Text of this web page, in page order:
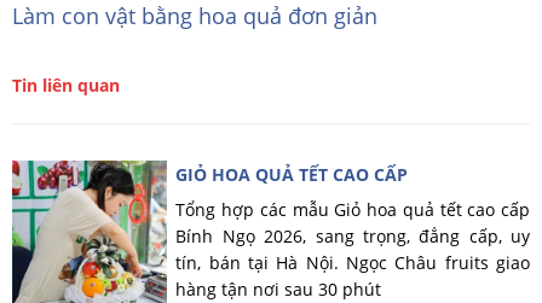
Làm con vật bằng hoa quả đơn giản
Tin liên quan
GIỎ HOA QUẢ TẾT CAO CẤP
Tổng hợp các mẫu Giỏ hoa quả tết cao cấp
Bính Ngọ 2026, sang trọng, đẳng cấp, uy
tín, bán tại Hà Nội. Ngọc Châu fruits giao
hàng tận nơi sau 30 phút